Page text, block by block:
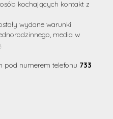
kochających kontakt z
wydane warunki
media w
pod numerem telefonu 733